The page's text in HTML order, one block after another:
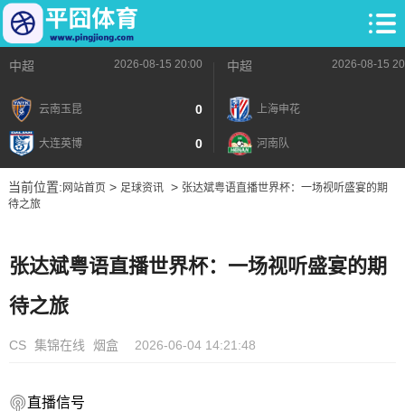
中超 2026-08-15 20:00
云南玉昆 0
大连英博 0
中超 2026-08-15
上海申花
河南队
当前位置: 网站首页> 足球资讯> 张达斌粤语直播世界杯：一场视听盛宴的期
待之旅
张达斌粤语直播世界杯：一场视听盛宴的期
待之旅
CS 集锦在线 烟盒 2026-06-04 14:21:48
直播信号